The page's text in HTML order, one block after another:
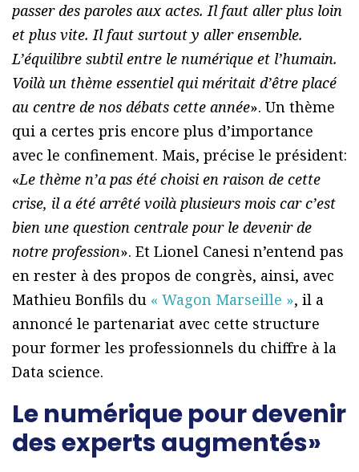
passer des paroles aux actes. Il faut aller plus loin
et plus vite. Il faut surtout y aller ensemble.
L’équilibre subtil entre le numérique et l’humain.
Voilà un thème essentiel qui méritait d’être placé
au centre de nos débats cette année». Un thème
qui a certes pris encore plus d’importance
avec le confinement. Mais, précise le président:
«Le thème n’a pas été choisi en raison de cette
crise, il a été arrêté voilà plusieurs mois car c’est
bien une question centrale pour le devenir de
notre profession». Et Lionel Canesi n’entend pas
en rester à des propos de congrès, ainsi, avec
Mathieu Bonfils du « Wagon Marseille », il a
annoncé le partenariat avec cette structure
pour former les professionnels du chiffre à la
Data science.
Le numérique pour devenir
des experts augmentés»